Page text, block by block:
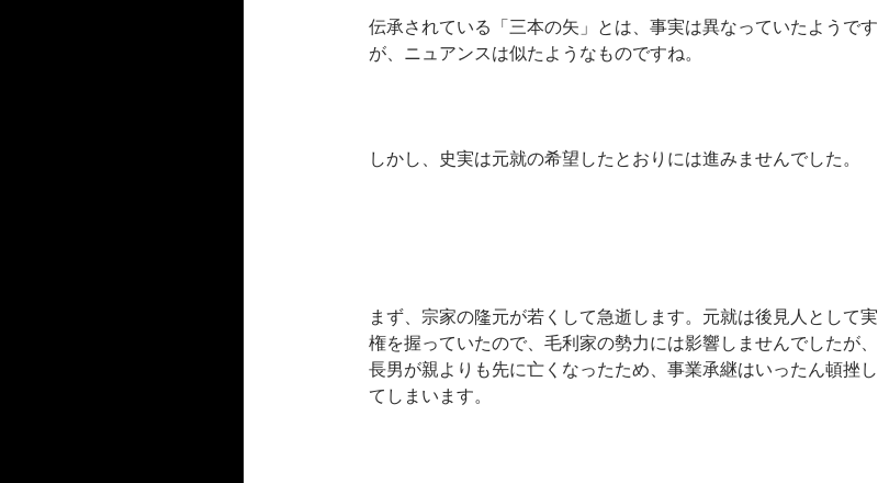
伝承されている「三本の矢」とは、事実は異なっていたようです
が、ニュアンスは似たようなものですね。
しかし、史実は元就の希望したとおりには進みませんでした。
まず、宗家の隆元が若くして急逝します。元就は後見人として実
権を握っていたので、毛利家の勢力には影響しませんでしたが、
長男が親よりも先に亡くなったため、事業承継はいったん頓挫し
てしまいます。